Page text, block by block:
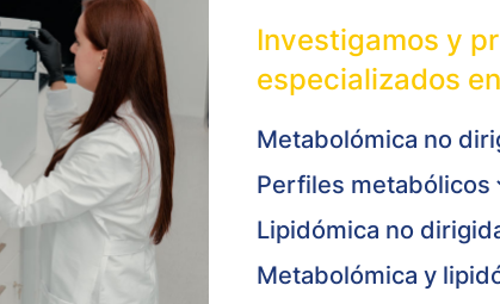
Investigamos y
especializados
Metabolómica no
Perfiles metabólicos
Lipidómica no
Metabolómica y